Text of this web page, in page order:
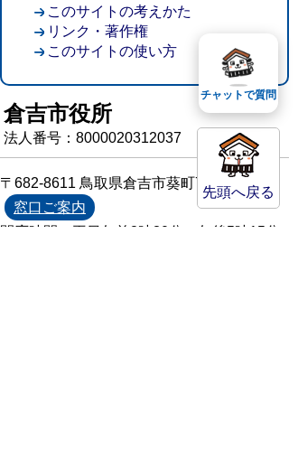
先頭へ戻る
このサイトの考えかた
リンク・著作権
このサイトの使い方
倉吉市役所
法人番号：8000020312037
〒682-8611 鳥取県倉吉市葵町722
窓口ご案内
開庁時間：平日午前8時30分～午後5時15分
チャットで質問